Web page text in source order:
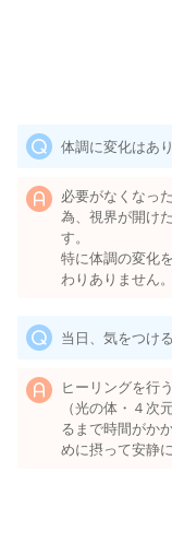
体調に変化はあ
必要がなくなっ
為、視界が開け
す。
特に体調の変化
わりありません。
当日、気をつけ
ヒーリングを行
（光の体・４次
るまで時間がか
めに摂って安静